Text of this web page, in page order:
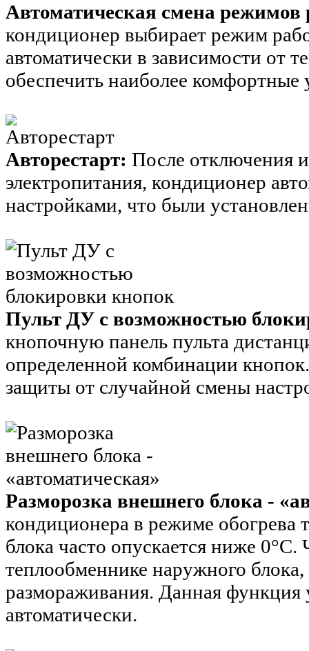
Автоматическая смена
кондиционер выбирает режим
автоматически в зависимости от
обеспечить наиболее
Авторестарт: После отключения
электропитания, кондиционер
настройками, что были
Пульт ДУ с возможностью
кнопочную панель пульта
определенной комбинации
защиты от случайной смены
Разморозка внешнего блока -
кондиционера в режиме обогрева
блока часто опускается ниже
теплообменнике наружного
размораживания. Данная функция
автоматически.